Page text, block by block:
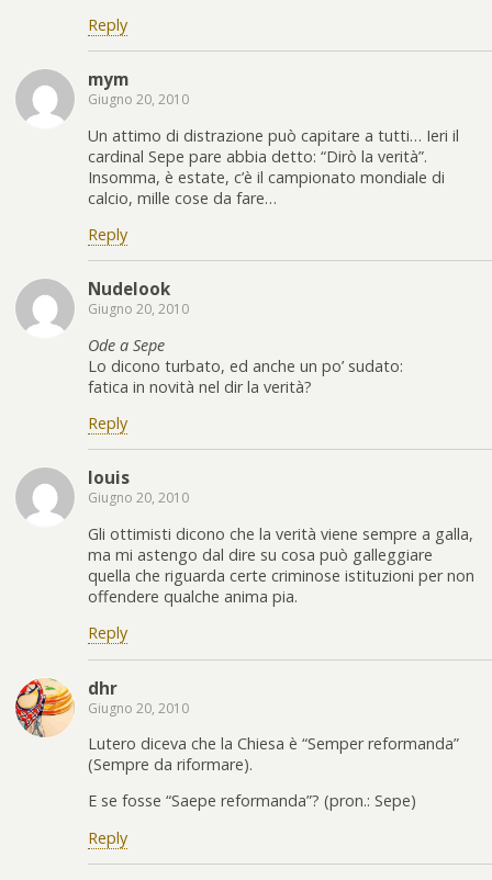
Reply
mym
Giugno 20, 2010
Un attimo di distrazione può capitare a tutti… Ieri il
cardinal Sepe pare abbia detto: “Dirò la verità”.
Insomma, è estate, c’è il campionato mondiale di
calcio, mille cose da fare…
Reply
Nudelook
Giugno 20, 2010
Ode a Sepe
Lo dicono turbato, ed anche un po’ sudato:
fatica in novità nel dir la verità?
Reply
louis
Giugno 20, 2010
Gli ottimisti dicono che la verità viene sempre a galla,
ma mi astengo dal dire su cosa può galleggiare
quella che riguarda certe criminose istituzioni per non
offendere qualche anima pia.
Reply
dhr
Giugno 20, 2010
Lutero diceva che la Chiesa è “Semper reformanda”
(Sempre da riformare).
E se fosse “Saepe reformanda”? (pron.: Sepe)
Reply